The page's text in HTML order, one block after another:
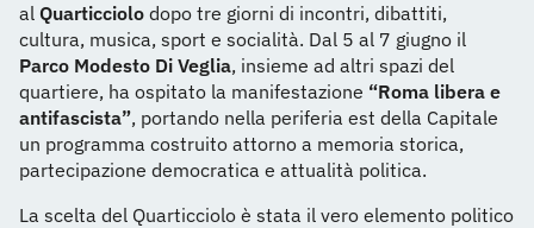
al Quarticciolo dopo tre giorni di incontri, dibattiti,
cultura, musica, sport e socialità. Dal 5 al 7 giugno il
Parco Modesto Di Veglia, insieme ad altri spazi del
quartiere, ha ospitato la manifestazione “Roma libera e
antifascista”, portando nella periferia est della Capitale
un programma costruito attorno a memoria storica,
partecipazione democratica e attualità politica.
La scelta del Quarticciolo è stata il vero elemento politico